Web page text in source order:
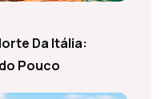
Da Itália:
Pouco